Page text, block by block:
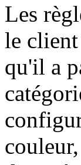
Les
le
qu'il a